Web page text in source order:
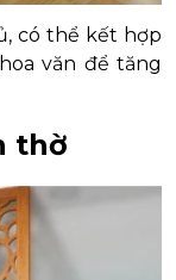
có thể kết hợp
văn để tăng
thờ